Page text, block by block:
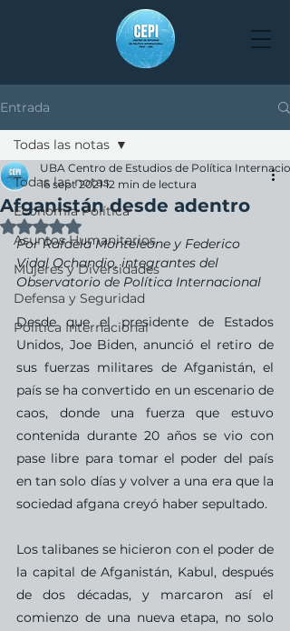
Entrada
Todas las notas
Economía Política
Asuntos Humanitarios
Mujeres y Diversidades
Defensa y Seguridad
Política Internacional
Todas las notas
Afganistán desde adentro
UBA Centro de Estudios de Política
16 sept 2021 12 min de lectura
Obtuvo NaN de 5 estrellas.
Por Rafaela Monteleone y Federico
Vidal Ochandio, integrantes del
Observatorio de Política Internacional
Desde que el presidente de Estados
Unidos, Joe Biden, anunció el retiro de
sus fuerzas militares de Afganistán, el
país se ha convertido en un escenario de
caos, donde una fuerza que estuvo
contenida durante 20 años se vio con
pase libre para tomar el poder del país
en tan solo días y volver a una era que la
sociedad afgana creyó haber sepultado.
Los talibanes se hicieron con el poder de
la capital de Afganistán, Kabul, después
de dos décadas, y marcaron así el
comienzo de una nueva etapa, no solo